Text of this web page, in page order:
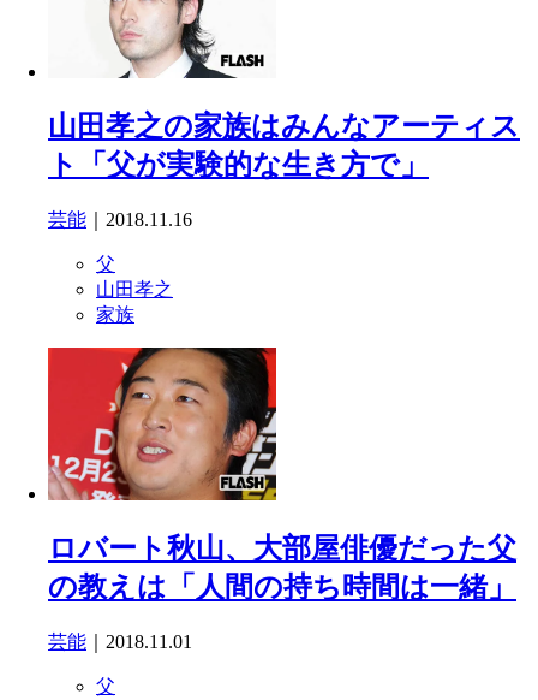
山田孝之の家族はみんなアーティス
ト「父が実験的な生き方で」
芸能 ｜2018.11.16
父
山田孝之
家族
ロバート秋山、大部屋俳優だった父
の教えは「人間の持ち時間は一緒」
芸能 ｜2018.11.01
父